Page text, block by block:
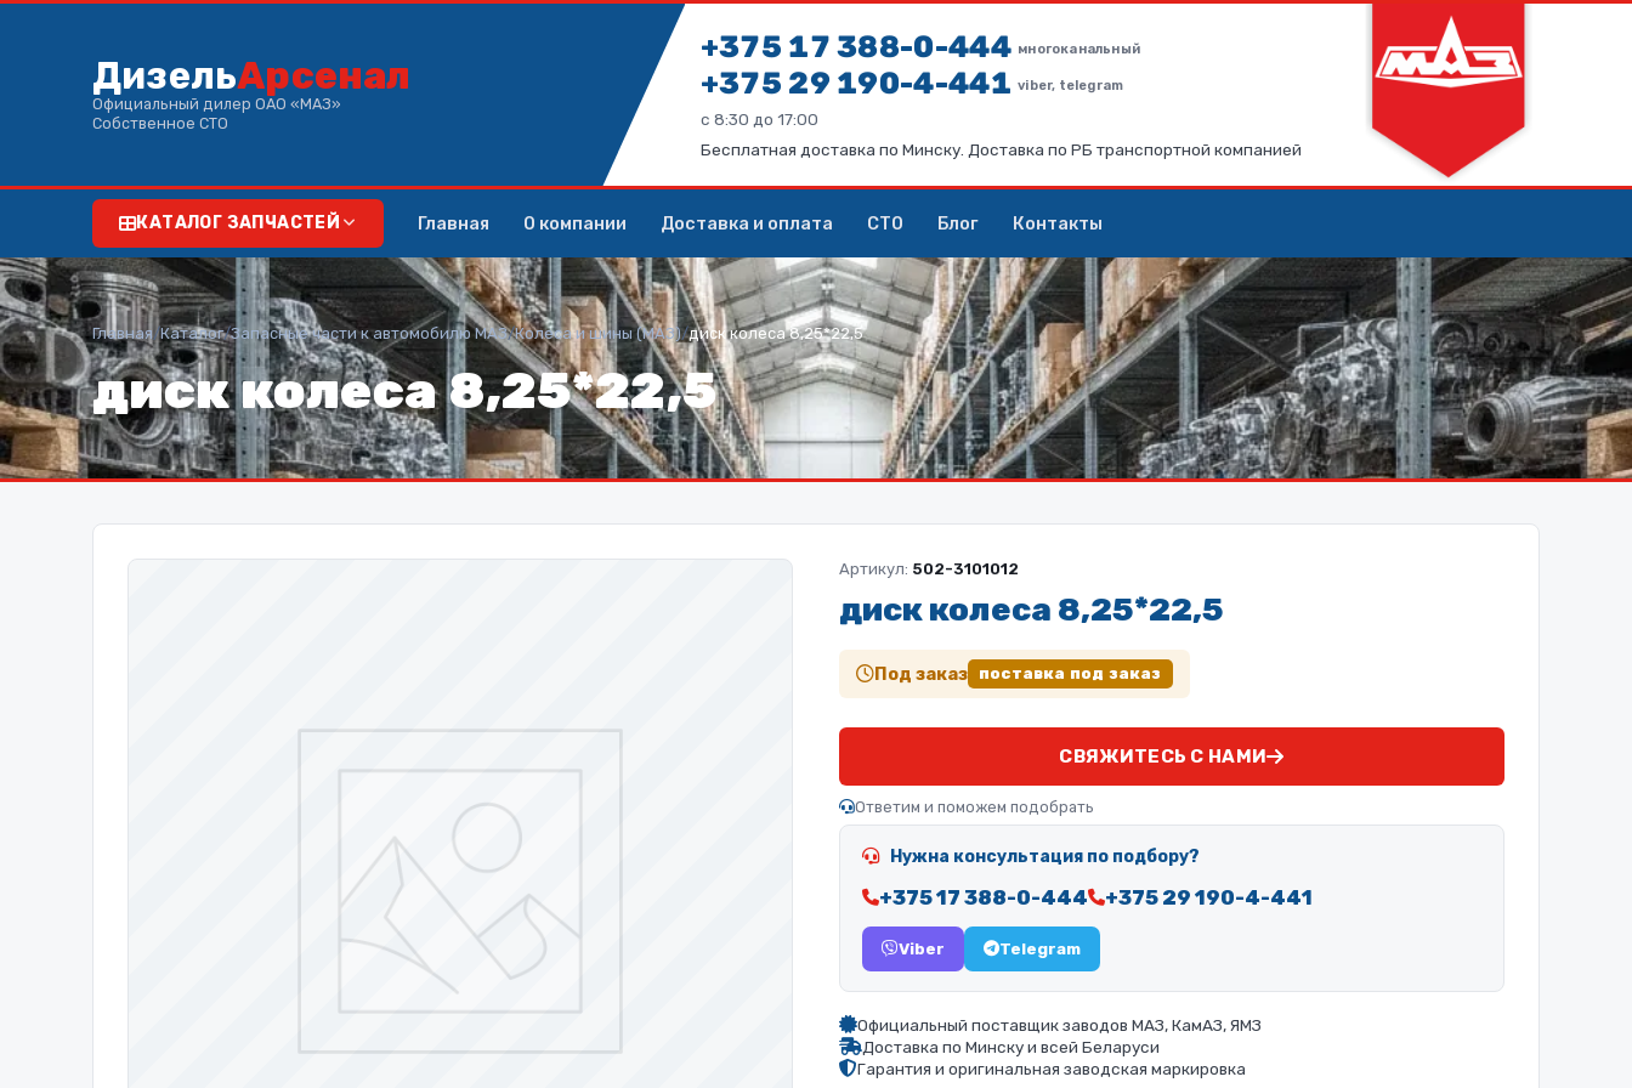
ДизельАрсенал
Официальный дилер ОАО «МАЗ»
Собственное СТО
+375 17 388-0-444 многоканальный
+375 29 190-4-441viber, telegram
с 8:30 до 17:00
Бесплатная доставка по Минску. Доставка по РБ транспортной компанией
КАТАЛОГ ЗАПЧАСТЕЙ Главная О компании Доставка и оплата СТО Блог Контакты
Главная/Каталог/Запасные части к автомобилю МАЗ/Колеса и шины (МАЗ)/диск колеса 8,25*22,5
диск колеса 8,25*22,5
Артикул: 502-3101012
диск колеса 8,25*22,5
Под заказ поставка под заказ
СВЯЖИТЕСЬ С НАМИ
Ответим и поможем подобрать
Нужна консультация по подбору?
+375 17 388-0-444 +375 29 190-4-441
Viber Telegram
Официальный поставщик заводов МАЗ, КамАЗ, ЯМЗ
Доставка по Минску и всей Беларуси
Гарантия и оригинальная заводская маркировка